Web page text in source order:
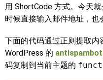
用 ShortCode 方式。今天
时候直接输入邮件地址，也
下面的代码通过正则提取
WordPress 的 antispambot
码复制到当前主题的